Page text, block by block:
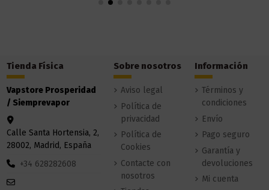
Tienda Física
Vapstore Prosperidad
/ Siemprevapor
Calle Santa Hortensia, 2,
28002, Madrid, España
+34 628282608
Sobre nosotros
Aviso legal
Política de
privacidad
Política de
Cookies
Contacte con
nosotros
Información
Términos y
condiciones
Envío
Pago seguro
Garantía y
devoluciones
Mi cuenta